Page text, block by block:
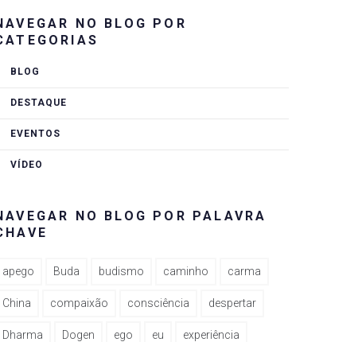
NO BLOG POR
BLOG
DESTAQUE
EVENTOS
VÍDEO
NO BLOG POR PALAVRA
apego Buda budismo caminho carma
China compaixão consciência despertar
Dharma Dogen ego eu experiência